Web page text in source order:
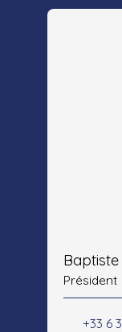
Baptiste
Président
+33 6